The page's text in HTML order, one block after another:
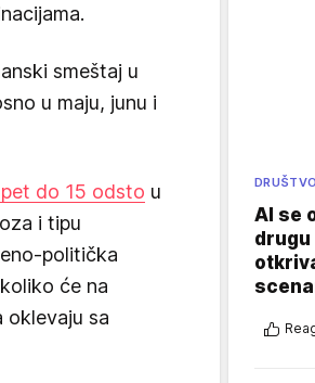
smeštaj u
u maju, junu i
do 15 odsto u
i tipu
politička
će na
oklevaju sa
DRUŠTVO
AI se